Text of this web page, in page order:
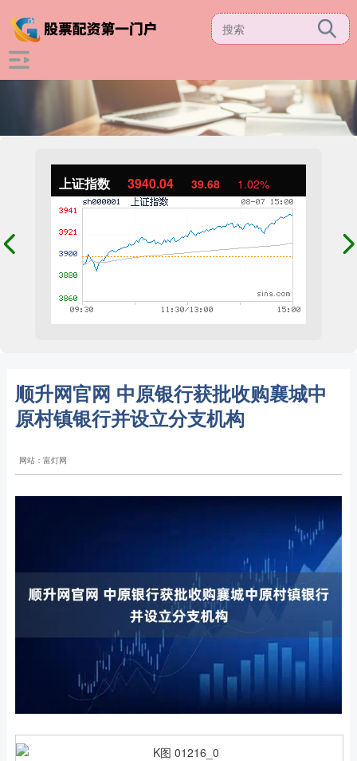
上证指数 3940.04 39.68 1.02%
顺升网官网 中原银行获批收购襄城中
原村镇银行并设立分支机构
网站：富灯网